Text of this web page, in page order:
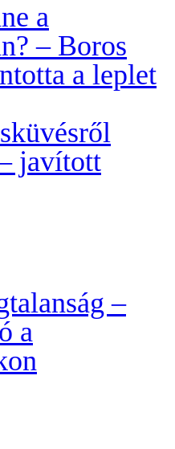
a
– Boros
a leplet
javított
–
a